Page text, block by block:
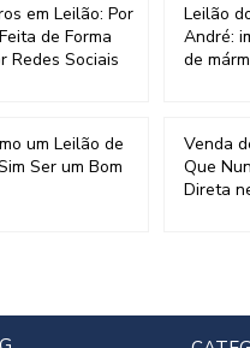
em Leilão: Por
de Forma
Redes Sociais
um Leilão de
Ser um Bom
Leilão
André:
de
Venda
Que
Direta